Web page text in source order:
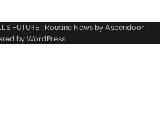
FUTURE | Routine News byAscendoor |
byWordPress.